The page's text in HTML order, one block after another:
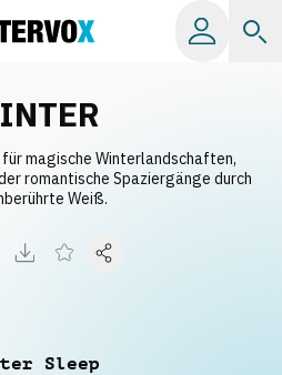
magische Winterlandschaften,
romantische Spaziergänge durch
Weiß.
Sleep